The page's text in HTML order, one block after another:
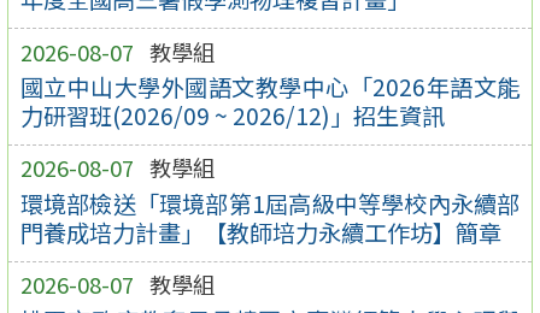
2026-08-07 教學組
國立中山大學外國語文教學中心「2026年語文能
力研習班(2026/09 ~ 2026/12)」招生資訊
2026-08-07 教學組
環境部檢送「環境部第1屆高級中等學校內永續部
門養成培力計畫」【教師培力永續工作坊】簡章
2026-08-07 教學組